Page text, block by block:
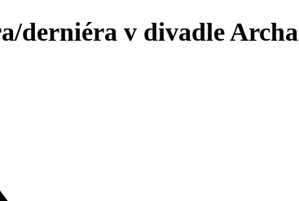
derniéra v divadle Archa